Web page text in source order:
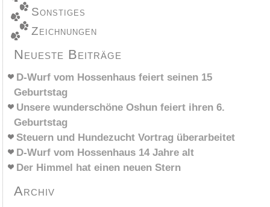
Sonstiges
Zeichnungen
Neueste Beiträge
D-Wurf vom Hossenhaus feiert seinen 15
Geburtstag
Unsere wunderschöne Oshun feiert ihren 6.
Geburtstag
Steuern und Hundezucht Vortrag überarbeitet
D-Wurf vom Hossenhaus 14 Jahre alt
Der Himmel hat einen neuen Stern
Archiv